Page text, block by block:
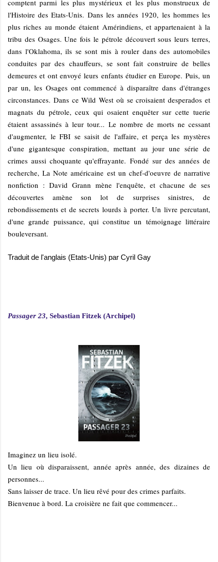
comptent parmi les plus mystérieux et les plus monstrueux de
l'Histoire des Etats-Unis. Dans les années 1920, les hommes les
plus riches au monde étaient Amérindiens, et appartenaient à la
tribu des Osages. Une fois le pétrole découvert sous leurs terres,
dans l'Oklahoma, ils se sont mis à rouler dans des automobiles
conduites par des chauffeurs, se sont fait construire de belles
demeures et ont envoyé leurs enfants étudier en Europe. Puis, un
par un, les Osages ont commencé à disparaître dans d'étranges
circonstances. Dans ce Wild West où se croisaient desperados et
magnats du pétrole, ceux qui osaient enquêter sur cette tuerie
étaient assassinés à leur tour... Le nombre de morts ne cessant
d'augmenter, le FBI se saisit de l'affaire, et perça les mystères
d'une gigantesque conspiration, mettant au jour une série de
crimes aussi choquante qu'effrayante. Fondé sur des années de
recherche, La Note américaine est un chef-d'oeuvre de narrative
nonfiction : David Grann mène l'enquête, et chacune de ses
découvertes amène son lot de surprises sinistres, de
rebondissements et de secrets lourds à porter. Un livre percutant,
d'une grande puissance, qui constitue un témoignage littéraire
bouleversant.
Traduit de l'anglais (Etats-Unis) par Cyril Gay
Passager 23, Sebastian Fitzek (Archipel)
Imaginez un lieu isolé.
Un lieu où disparaissent, année après année, des dizaines de
personnes...
Sans laisser de trace. Un lieu rêvé pour des crimes parfaits.
Bienvenue à bord. La croisière ne fait que commencer...